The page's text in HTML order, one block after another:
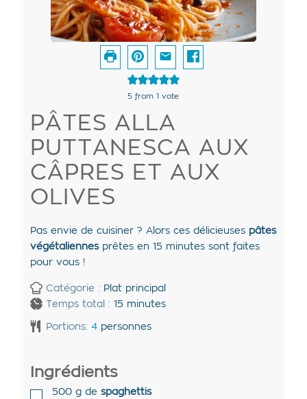
5 from 1 vote
PÂTES ALLA
PUTTANESCA AUX
CÂPRES ET AUX
OLIVES
Pas envie de cuisiner ? Alors ces délicieuses pâtes
végétaliennesprêtes en 15 minutes sont faites
pour vous !
Catégorie : Plat principal
Temps total : 15 minutes
Portions: 4 personnes
Ingrédients
500 g de spaghettis